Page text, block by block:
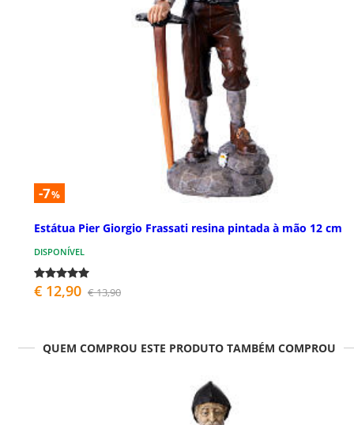
-7%
Estátua Pier Giorgio Frassati resina pintada à mão 12 cm
DISPONÍVEL
€ 12,90 € 13,90
QUEM COMPROU ESTE PRODUTO TAMBÉM COMPROU